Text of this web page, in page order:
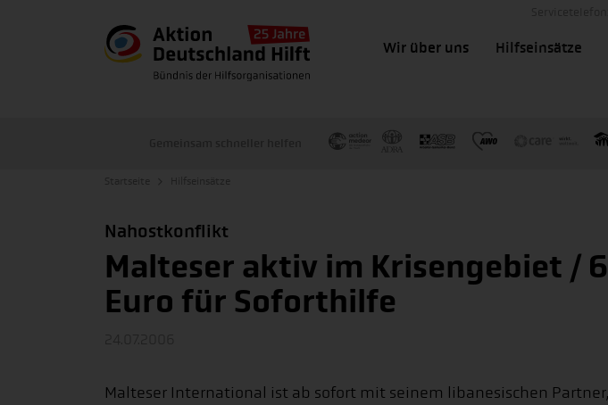
Wir über uns Hilfseinsätze
Nahostkonflikt
Malteser aktiv im Krisengebiet /
Euro für Soforthilfe
Malteser International ist ab sofort mit seinem libanesischen